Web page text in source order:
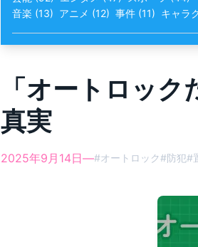
音楽 (13) アニメ (12) 事件 (11) キャラ
「オートロッ
真実
2025年9月14日—#オートロック#防犯#